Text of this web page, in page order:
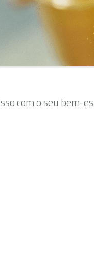
com o seu bem-